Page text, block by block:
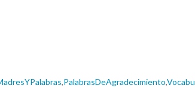
,PalabrasDeAgradecimiento,Vocabu